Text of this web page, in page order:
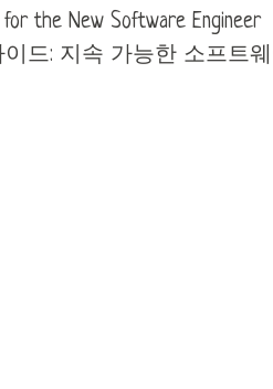
for the New Software Engineer
드: 지속 가능한 소프트